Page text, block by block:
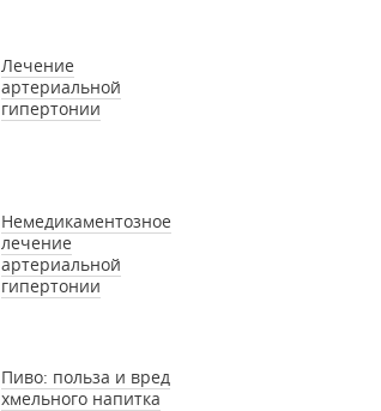
Лечение
артериальной
гипертонии
Немедикаментозное
лечение
артериальной
гипертонии
Пиво: польза и вред
хмельного напитка